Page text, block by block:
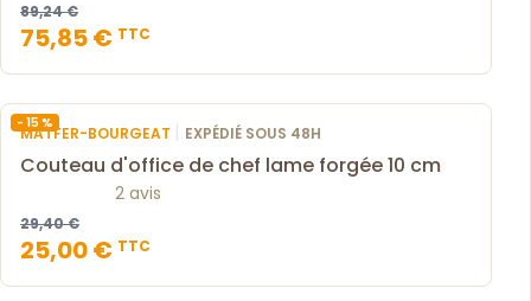
89,24 €
75,85 € TTC
- 15 %
MATFER-BOURGEAT | EXPÉDIÉ SOUS 48H
Couteau d'office de chef lame forgée 10 cm
2 avis
29,40 €
25,00 € TTC